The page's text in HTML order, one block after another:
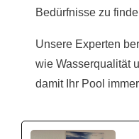
Bedürfnisse zu
Unsere Experten
wie Wasserqualität
damit Ihr Pool